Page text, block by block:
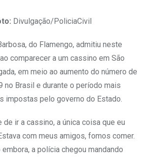
Divulgação/PoliciaCivil
do Flamengo, admitiu neste
comparecer a um cassino em São
em meio ao aumento do número de
no Brasil e durante o período mais
impostas pelo governo do Estado.
de ir a cassino, a única coisa que eu
com meus amigos, fomos comer.
a polícia chegou mandando